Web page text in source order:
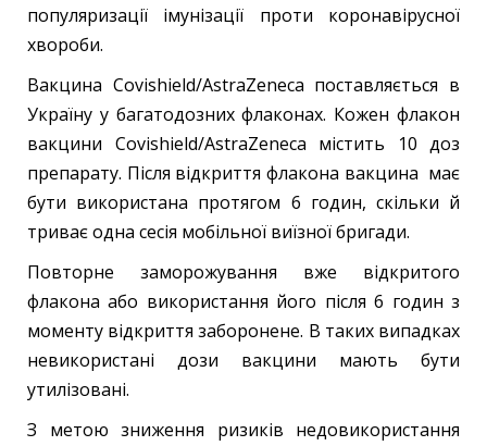
популяризації імунізації проти коронавірусної
хвороби.
Вакцина Covishield/AstraZeneca поставляється в
Україну у багатодозних флаконах. Кожен флакон
вакцини Covishield/AstraZeneca містить 10 доз
препарату. Після відкриття флакона вакцина має
бути використана протягом 6 годин, скільки й
триває одна сесія мобільної виїзної бригади.
Повторне заморожування вже відкритого
флакона або використання його після 6 годин з
моменту відкриття заборонене. В таких випадках
невикористані дози вакцини мають бути
утилізовані.
З метою зниження ризиків недовикористання